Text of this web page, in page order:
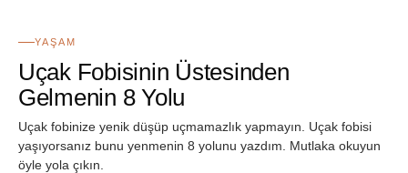
YAŞAM
Uçak Fobisinin Üstesinden
Gelmenin 8 Yolu
Uçak fobinize yenik düşüp uçmamazlık yapmayın. Uçak fobisi
yaşıyorsanız bunu yenmenin 8 yolunu yazdım. Mutlaka okuyun
öyle yola çıkın.